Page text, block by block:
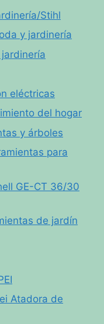
Stihl
y jardinería
eléctricas
del hogar
y árboles
para
GE-CT 36/30
de jardín
Atadora de